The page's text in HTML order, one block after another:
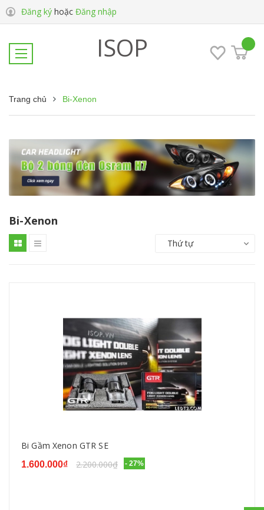
Đăng ký hoặc Đăng nhập
ISOP
Trang chủ Bi-Xenon
Bi-Xenon
Thứ tự
Bi Gầm Xenon GTR SE
1.600.000₫ 2.200.000₫ - 27%